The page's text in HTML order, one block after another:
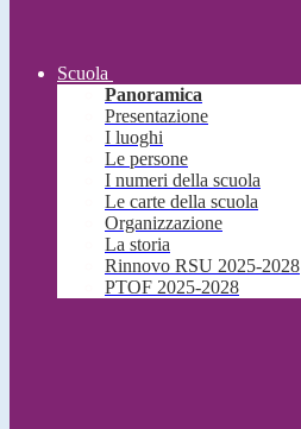
Scuola
Panoramica
Presentazione
I luoghi
Le persone
I numeri della scuola
Le carte della scuola
Organizzazione
La storia
Rinnovo RSU 2025-2028
PTOF 2025-2028